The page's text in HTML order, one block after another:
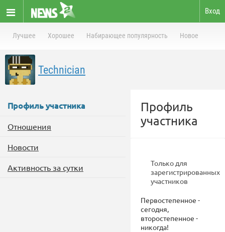
Вход
Лучшее Хорошее Набирающее популярность Новое
Technician
Профиль участника
Отношения
Новости
Активность за сутки
Профиль
участника
Только для
зарегистрированных
участников
Первостепенное -
сегодня,
второстепенное -
никогда!